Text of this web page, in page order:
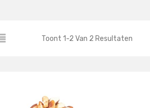
Toont 1-2 Van 2 Resultaten